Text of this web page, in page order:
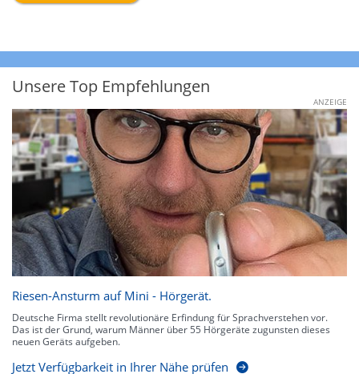
Unsere Top Empfehlungen
ANZEIGE
Riesen-Ansturm auf Mini - Hörgerät.
Deutsche Firma stellt revolutionäre Erfindung für Sprachverstehen vor.
Das ist der Grund, warum Männer über 55 Hörgeräte zugunsten dieses
neuen Geräts aufgeben.
Jetzt Verfügbarkeit in Ihrer Nähe prüfen